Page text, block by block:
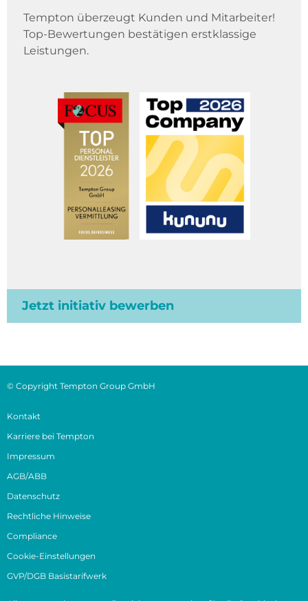
Tempton überzeugt Kunden und Mitarbeiter!
Top-Bewertungen bestätigen erstklassige
Leistungen.
Jetzt initiativ bewerben
© Copyright Tempton Group GmbH
Kontakt
Karriere bei Tempton
Impressum
AGB/ABB
Datenschutz
Rechtliche Hinweise
Compliance
Cookie-Einstellungen
GVP/DGB Basistarifwerk